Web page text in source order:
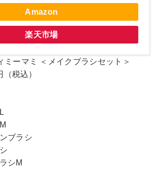
Amazon
楽天市場
ミーマミ ＜メイクブラシセット＞
税込）
ブラシ
シM